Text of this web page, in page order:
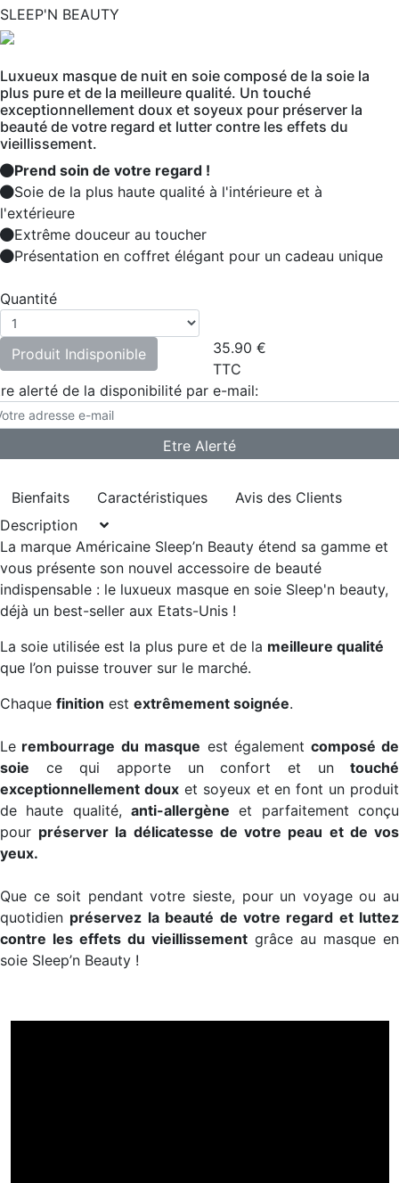
SLEEP'N BEAUTY
Luxueux masque de nuit en soie composé de la soie la
plus pure et de la meilleure qualité. Un touché
exceptionnellement doux et soyeux pour préserver la
beauté de votre regard et lutter contre les effets du
vieillissement.
Prend soin de votre regard !
Soie de la plus haute qualité à l'intérieure et à
l'extérieure
Extrême douceur au toucher
Présentation en coffret élégant pour un cadeau unique
Quantité
Produit Indisponible 35.90 €
TTC
alerté de la disponibilité par e-mail:
Bienfaits Caractéristiques
Avis des Clients
Description
La marque Américaine Sleep’n Beauty étend sa gamme et
vous présente son nouvel accessoire de beauté
indispensable : le luxueux masque en soie Sleep'n beauty,
déjà un best-seller aux Etats-Unis !
La soie utilisée est la plus pure et de la meilleure qualité
que l’on puisse trouver sur le marché.
Chaque finition est extrêmement soignée.
Le rembourrage du masque est également composé de
soie ce qui apporte un confort et un touché
exceptionnellement douxet soyeux et en font un produit
de haute qualité, anti-allergène et parfaitement conçu
pour préserver la délicatesse de votre peau et de vos
yeux.
Que ce soit pendant votre sieste, pour un voyage ou au
quotidien préservez la beauté de votre regard et luttez
contre les effets du vieillissement grâce au masque en
soie Sleep’n Beauty !